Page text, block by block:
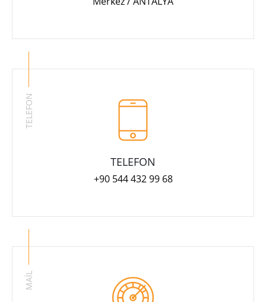
TELEFON
TELEFON
+90 544 432 99 68
MAİL